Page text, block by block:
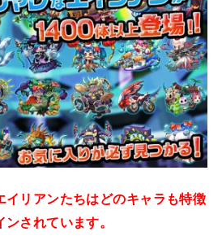
イリアンたちはどのキャラも特徴
されています。